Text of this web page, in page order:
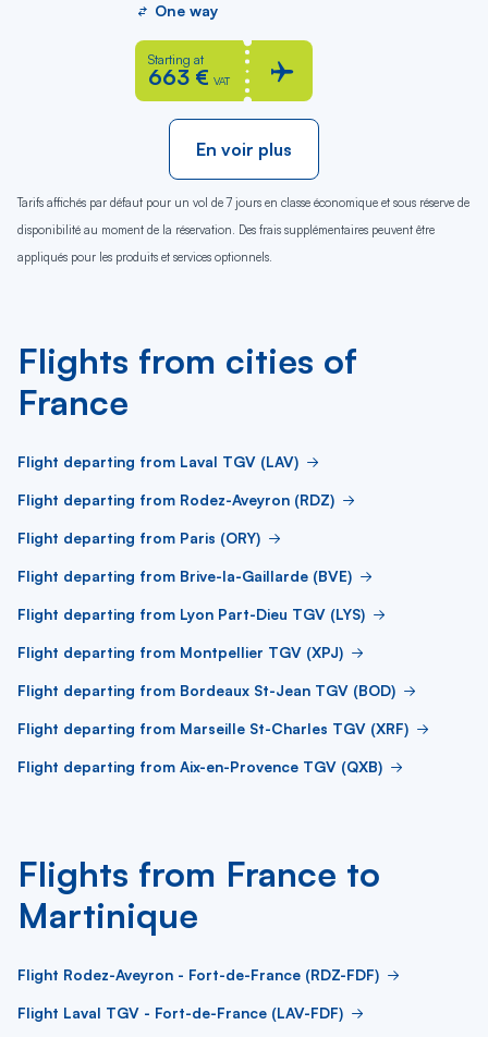
One way
Starting at
663 € VAT
En voir plus
Tarifs affichés par défaut pour un vol de 7 jours en classe économique et sous réserve de
disponibilité au moment de la réservation. Des frais supplémentaires peuvent être
appliqués pour les produits et services optionnels.
Flights from cities of
France
Flight departing from Laval TGV (LAV)
Flight departing from Rodez-Aveyron (RDZ)
Flight departing from Paris (ORY)
Flight departing from Brive-la-Gaillarde (BVE)
Flight departing from Lyon Part-Dieu TGV (LYS)
Flight departing from Montpellier TGV (XPJ)
Flight departing from Bordeaux St-Jean TGV (BOD)
Flight departing from Marseille St-Charles TGV (XRF)
Flight departing from Aix-en-Provence TGV (QXB)
Flights from France to
Martinique
Flight Rodez-Aveyron - Fort-de-France (RDZ-FDF)
Flight Laval TGV - Fort-de-France (LAV-FDF)